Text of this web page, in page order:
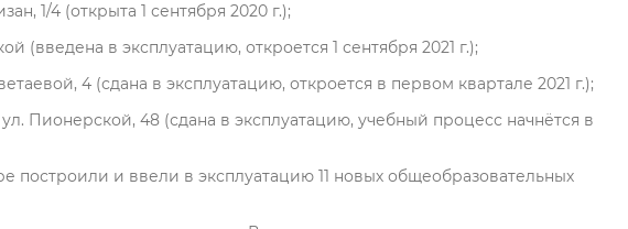
1/4 (открыта 1 сентября 2020 г.);
(введена в эксплуатацию, откроется 1 сентября 2021 г.);
4 (сдана в эксплуатацию, откроется в первом квартале 2021 г.);
Пионерской, 48 (сдана в эксплуатацию, учебный процесс начнётся в
построили и ввели в эксплуатацию 11 новых общеобразовательных